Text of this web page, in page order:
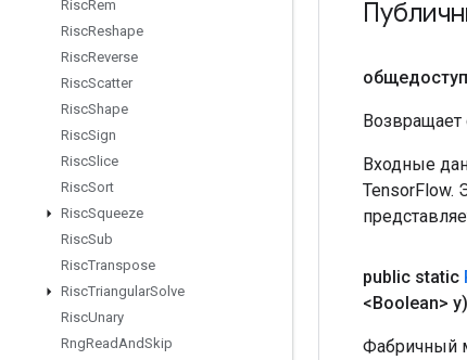
RiscRem
RiscReshape
RiscReverse
RiscScatter
RiscShape
RiscSign
RiscSlice
RiscSort
RiscSqueeze
RiscSub
RiscTranspose
RiscTriangularSolve
RiscUnary
RngReadAndSkip
Возвращает
Входные
TensorFlow.
public static
<Boolean> y)
Фабричный